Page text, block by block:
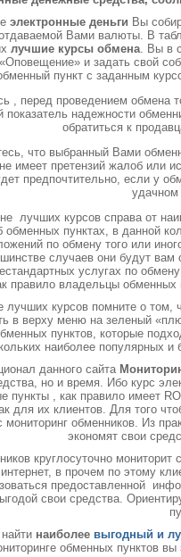
электронные деньги Вы
Вами валюты. В
лучшие курсы обмена. Вы в
и задать свой
пункт с заданным
, перед проведением обмена
надежности
обратиться к
что выбранный Вами
имеет претензий жалоб или
предпочтительно, если у
удачном
лучших курсов справа от
пунктах, в данной
по обмену того или
случаев они будут
услугах по
правило владельцы обменных
лучших курсов помните о
в верху меню на зеленый
пунктов, которые
наиболее популярных
данного сайта
но и время. Ибо курс
пункты , как правило имеет
для их клиентов. Для того
мониторинг обменников. Из
экономят свои
круглосуточно
в прочем по этому
предоставленной
свои средства.
наиболее выгодный и
обменных пунктов